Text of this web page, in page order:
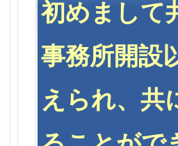
初めまして
事務所開設
えられ、共